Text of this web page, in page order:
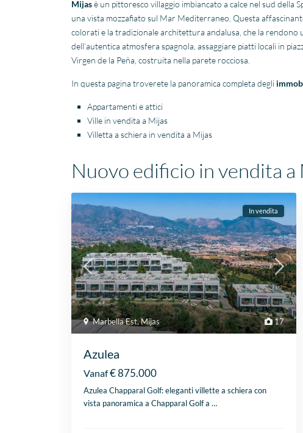
Mijasè un pittoresco villaggio imbiancato a calce nel sud della
una vista mozzafiato sul Mar Mediterraneo. Questa
colorati e la tradizionale architettura andalusa, che la
dell’autentica atmosfera spagnola, assaggiare piatti locali in
Virgen de la Peña, costruita nella parete rocciosa.
In questa pagina troverete la panoramica completa degli
Appartamenti e attici
Ville in vendita a Mijas
Villetta a schiera in vendita a Mijas
Nuovo edificio in vendita a
17
Marbella Est,Mijas
In vendita
Azulea
Vanaf€ 875.000
Azulea Chapparal Golf: eleganti villette a schiera con
vista panoramica a Chapparal Golf a …